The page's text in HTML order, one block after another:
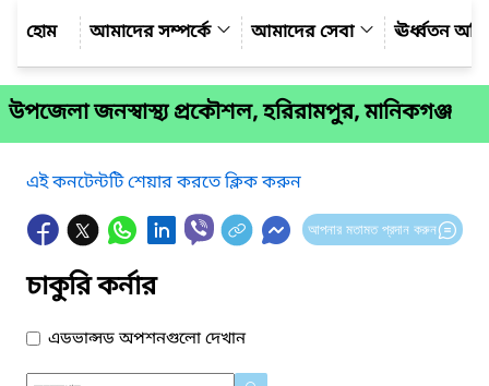
আমাদের সম্পর্কে
আমাদের সেবা ঊর্ধ্বতন
উপজেলা জনস্বাস্থ্য প্রকৌশল, হরিরামপুর, মানিকগঞ্জ
এই কনটেন্টটি শেয়ার করতে ক্লিক করুন
আপনার মতামত প্রদান করুন
চাকুরি কর্নার
এডভান্সড অপশনগুলো দেখান